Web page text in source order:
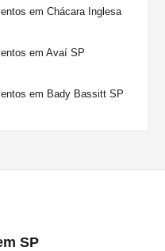
em Chácara Inglesa
em Avaí SP
em Bady Bassitt SP
SP